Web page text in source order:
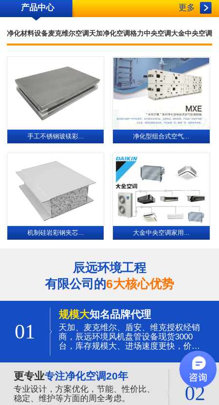
产品中心 更多
净化材料设备麦克维尔空调天加净化空调格力中央空调大金中央空调
手工不锈钢玻镁彩... 净化型组合式空气...
机制硅岩彩钢夹芯... 大金中央空调家用...
辰远环境工程
有限公司的6大核心优势
01
规模大知名品牌代理
天加、麦克维尔、盾安、维克授权经销
商，辰远环境风机盘管设备现货3000
台，库存规模大、进场速度更快，价格
更专业专注净化空调20年
专业设计，方案优化，节能、性价比、
稳定、维护等方面的周全考虑。
02